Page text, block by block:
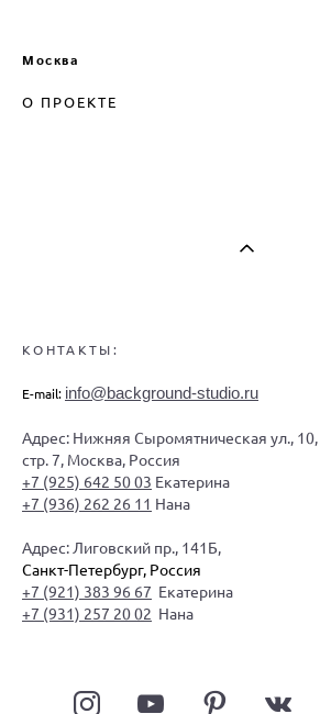
Москва
О ПРОЕКТЕ
КОНТАКТЫ:
E-mail: info@background-studio.ru
Адрес: Нижняя Сыромятническая ул., 10,
стр. 7, Москва, Россия
+7 (925) 642 50 03 Екатерина
+7 (936) 262 26 11 Нана
Адрес: Лиговский пр., 141Б,
Санкт-Петербург, Россия
+7 (921) 383 96 67 Екатерина
+7 (931) 257 20 02 Нана